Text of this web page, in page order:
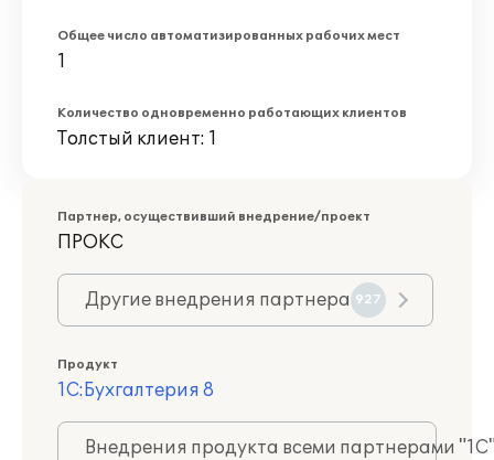
Общее число автоматизированных рабочих мест
1
Количество одновременно работающих клиентов
Толстый клиент: 1
Партнер, осуществивший внедрение/проект
ПРОКС
Другие внедрения партнера 927
Продукт
1С:Бухгалтерия 8
Внедрения продукта всеми партнерами